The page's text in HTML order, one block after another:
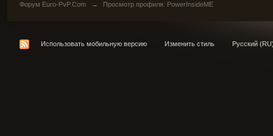
Форум Euro-PvP.Com → Просмотр профиля: PowerInsideME
Использовать мобильную версию Изменить стиль Русский